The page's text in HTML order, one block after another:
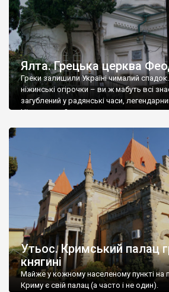
Ялта. Грецька церква
Греки залишили Україні чималий
ніжинські огірочки – ви ж мабуть всі
загублений у радянські часи,
Ніжин греки?
Утьос. Кримський палац
княгині
Майже у кожному населеному пункті на
Криму є свій палац (а часто і не один).